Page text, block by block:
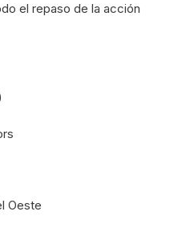
el repaso de la acción
Oeste